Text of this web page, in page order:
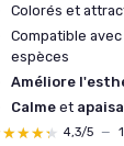
Colorés et
Compatible
espèces
Améliore
Calme et
4,3/5 —